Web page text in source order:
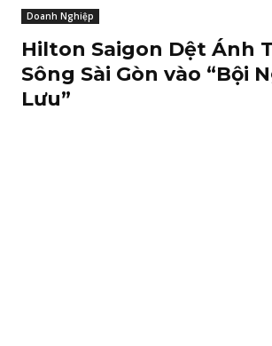
Doanh Nghiệp
Hilton Saigon Dệt Ánh
Sông Sài Gòn vào “Bội
Lưu”